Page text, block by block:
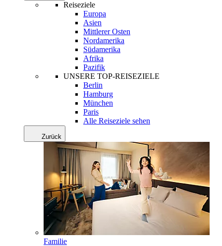
Reiseziele
Europa
Asien
Mittlerer Osten
Nordamerika
Südamerika
Afrika
Pazifik
UNSERE TOP-REISEZIELE
Berlin
Hamburg
München
Paris
Alle Reiseziele sehen
Zurück
Familie